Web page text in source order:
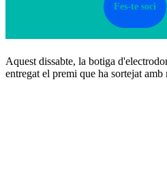
Fes-te soci
Aquest dissabte, la botiga
entregat el premi que ha sortejat amb